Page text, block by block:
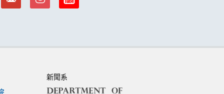
新聞系